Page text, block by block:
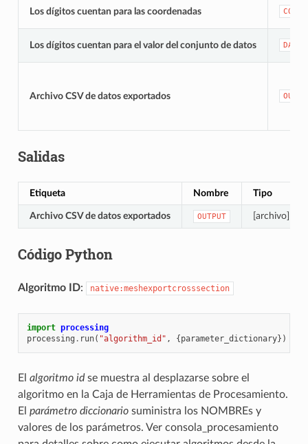
Los dígitos cuentan para las coordenadas
Los dígitos cuentan para el valor del conjunto de datos
Archivo CSV de datos exportados
Salidas
Etiqueta Nombre Tipo
Archivo CSV de datos exportados OUTPUT [archivo]
Código Python
Algoritmo ID: native:meshexportcrosssection
import processing
processing . run( "algorithm_id" , {parameter_dictionary})
El algoritmo idse muestra al desplazarse sobre el
algoritmo en la Caja de Herramientas de Procesamiento.
El parámetro diccionariosuministra los NOMBREs y
valores de los parámetros. Ver consola_procesamiento